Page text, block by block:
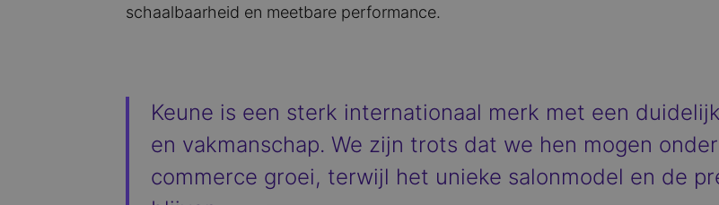
schaalbaarheid en meetbare performance.
Keune is een sterk internationaal merk met een
en vakmanschap. We zijn trots dat we hen mogen
commerce groei, terwijl het unieke salonmodel en de